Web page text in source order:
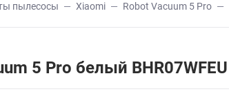
пылесосы Xiaomi Robot Vacuum 5 Pro
5 Pro белый BHR07WFEU